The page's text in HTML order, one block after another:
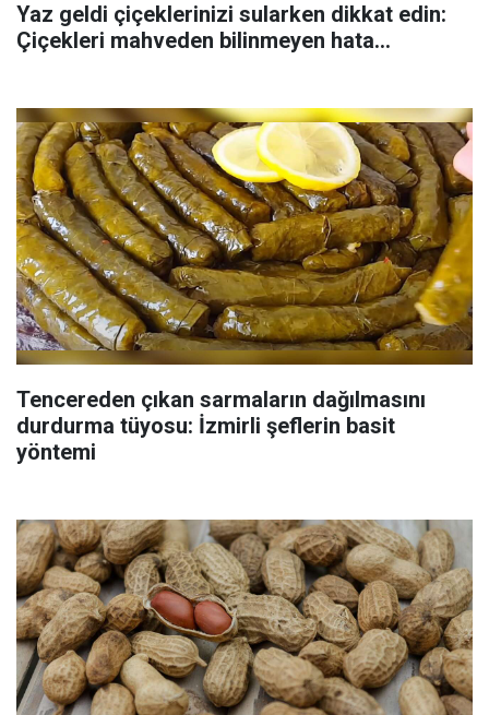
Yaz geldi çiçeklerinizi sularken dikkat edin:
Çiçekleri mahveden bilinmeyen hata...
Tencereden çıkan sarmaların dağılmasını
durdurma tüyosu: İzmirli şeflerin basit
yöntemi